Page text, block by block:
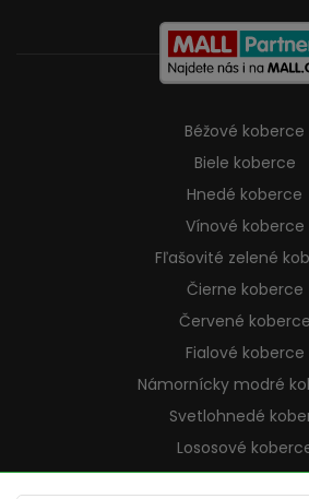
Béžové koberce
Biele koberce
Hnedé koberce
Vínové koberce
Fľašovité zelené
Čierne koberce
Červené koberce
Fialové koberce
Námornícky modré
Svetlohnedé
Lososové
Krémové